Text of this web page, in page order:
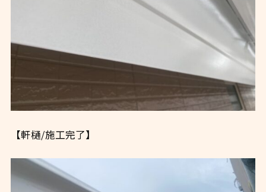
【軒樋/施工完了】